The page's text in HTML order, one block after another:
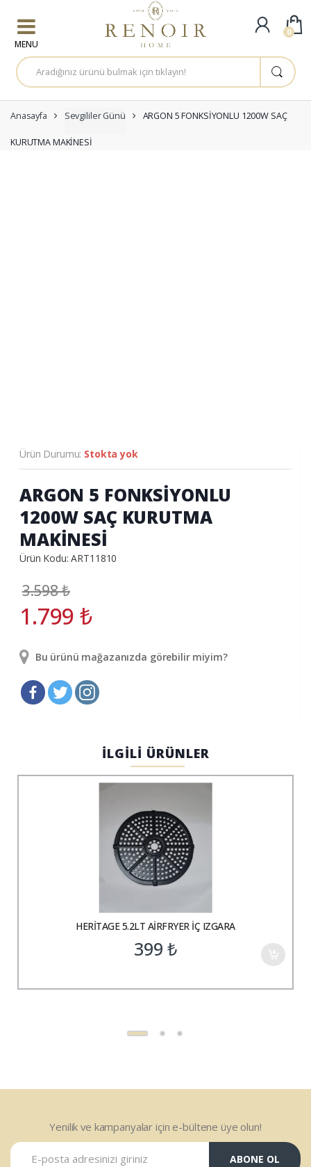
A
r
a
a
:
Anasayfa Sevgililer Günü ARGON 5 FONKSİYONLU 1200W SAÇ
KURUTMA MAKİNESİ
Ürün Durumu: Stokta yok
ARGON 5 FONKSİYONLU
1200W SAÇ KURUTMA
MAKİNESİ
Ürün Kodu: ART11810
3.598₺
1.799₺
Bu ürünü mağazanızda görebilir miyim?
İLGİLİ ÜRÜNLER
HERİTAGE 5.2LT AİRFRYER İÇ IZGARA
399₺
Yenilik ve kampanyalar için e-bültene üye olun!
ABONE OL
0